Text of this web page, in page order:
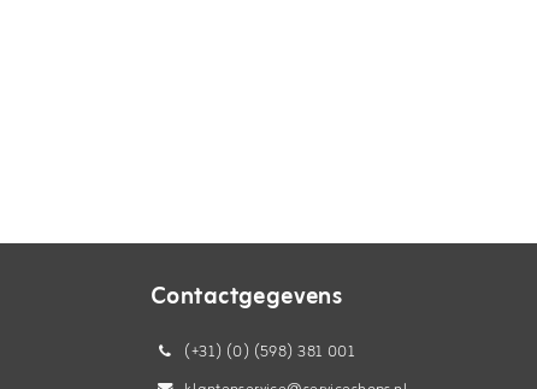
Contactgegevens
(+31) (0) (598) 381 001